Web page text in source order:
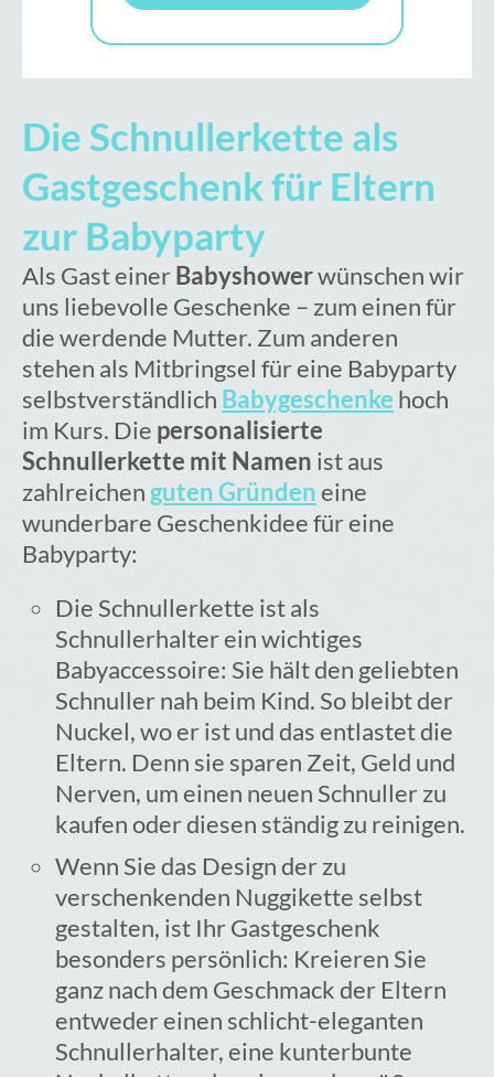
Die Schnullerkette als
Gastgeschenk für Eltern
zur Babyparty
Als Gast einerBabyshowerwünschen wir
uns liebevolle Geschenke – zum einen für
die werdende Mutter. Zum anderen
stehen als Mitbringsel für eine Babyparty
selbstverständlich Babygeschenke hoch
im Kurs. Die personalisierte
Schnullerkette mit Namen ist aus
zahlreichen guten Gründeneine
wunderbare Geschenkidee für eine
Babyparty:
Die Schnullerkette ist als
Schnullerhalter ein wichtiges
Babyaccessoire: Sie hält den geliebten
Schnuller nah beim Kind. So bleibt der
Nuckel, wo er ist und das entlastet die
Eltern. Denn sie sparen Zeit, Geld und
Nerven, um einen neuen Schnuller zu
kaufen oder diesen ständig zu reinigen.
Wenn Sie das Design der zu
verschenkenden Nuggikette selbst
gestalten, ist Ihr Gastgeschenk
besonders persönlich: Kreieren Sie
ganz nach dem Geschmack der Eltern
entweder einen schlicht-eleganten
Schnullerhalter, eine kunterbunte